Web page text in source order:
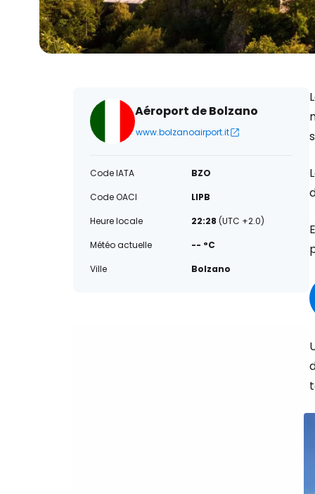
Aéroport de Bolzano
www.bolzanoairport.it
Code IATA
BZO
Code OACI
LIPB
Heure locale
22:28 (UTC +2.0)
Météo actuelle
-- °C
Ville
Bolzano